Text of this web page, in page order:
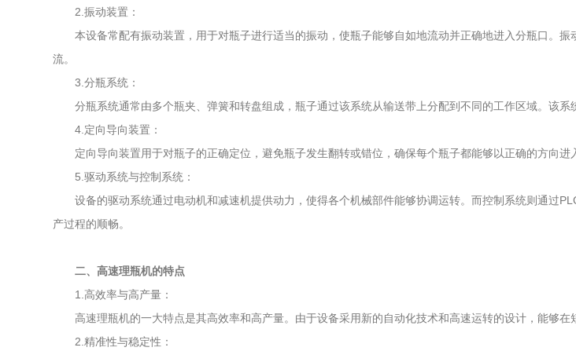
2.振动装置：
本设备常配有振动装置，用于对瓶子进行适当的振动，使瓶子能够自如地流动并正确地进入分瓶口。振
流。
3.分瓶系统：
分瓶系统通常由多个瓶夹、弹簧和转盘组成，瓶子通过该系统从输送带上分配到不同的工作区域。该系
4.定向导向装置：
定向导向装置用于对瓶子的正确定位，避免瓶子发生翻转或错位，确保每个瓶子都能够以正确的方向进
5.驱动系统与控制系统：
设备的驱动系统通过电动机和减速机提供动力，使得各个机械部件能够协调运转。而控制系统则通过
产过程的顺畅。
二、高速理瓶机的特点
1.高效率与高产量：
高速理瓶机的一大特点是其高效率和高产量。由于设备采用新的自动化技术和高速运转的设计，能够在
2.精准性与稳定性：